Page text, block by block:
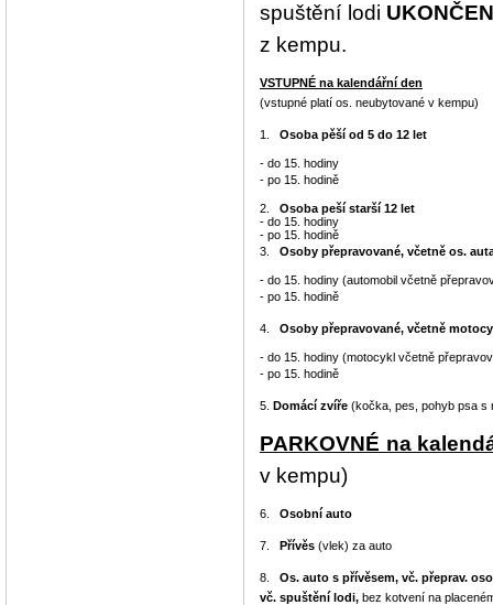
spuštění lodi
z kempu.
VSTUPNÉ na kalendářní den
(vstupné platí os. neubytované v kempu)
1. Osoba pěší od 5 do 12 let
- do 15. hodiny
- po 15. hodině
2. Osoba peší starší 12 let
- do 15. hodiny
- po 15. hodině
3. Osoby přepravované, včetně os.
- do 15. hodiny (automobil včetně
- po 15. hodině
4. Osoby přepravované, včetně
- do 15. hodiny (motocykl včetně
- po 15. hodině
5. Domácí zvíře (kočka, pes, pohyb psa s
PARKOVNÉ na
v kempu)
6. Osobní auto
7. Přívěs (vlek) za auto
8. Os. auto s přívěsem, vč. přeprav.
vč. spuštění lodi, bez kotvení na